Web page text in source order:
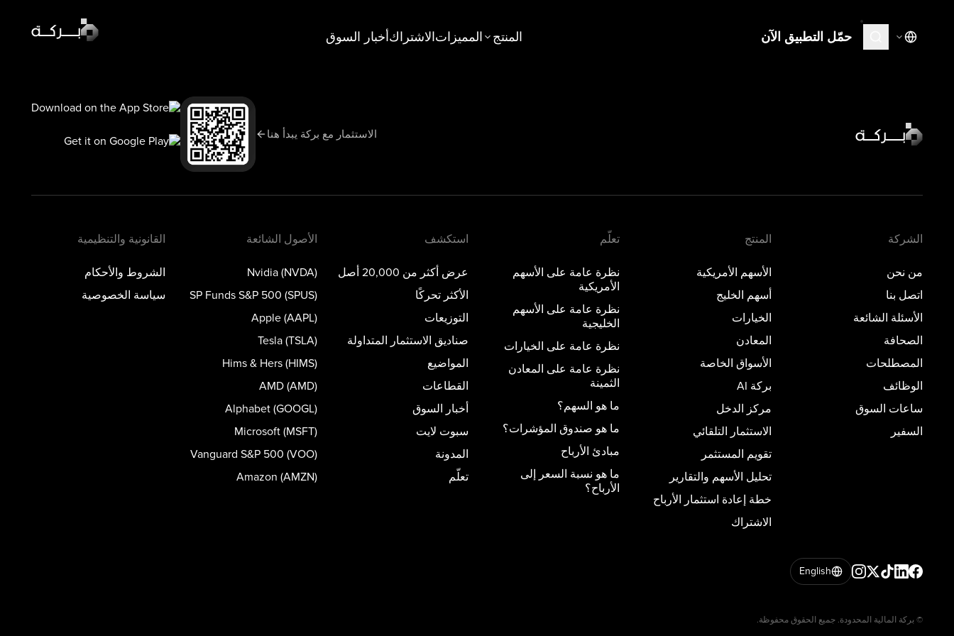
المنتج المميزاتالاشتراكأخبار السوق
السوق اليوم
سبوت لايت
تعلّم
المدونة
حمّل التطبيق الآن
الاستثمار مع بركة يبدأ هنا
الشركة
من نحن
اتصل بنا
الأسئلة الشائعة
الصحافة
المصطلحات
الوظائف
ساعات السوق
السفير
المنتج
الأسهم الأمريكية
أسهم الخليج
الخيارات
المعادن
الأسواق الخاصة
بركة AI
مركز الدخل
الاستثمار التلقائي
تقويم المستثمر
تحليل الأسهم والتقارير
خطة إعادة استثمار الأرباح
الاشتراك
تعلّم
نظرة عامة على الأسهم
الأمريكية
نظرة عامة على الأسهم
الخليجية
نظرة عامة على الخيارات
نظرة عامة على المعادن
الثمينة
ما هو السهم؟
ما هو صندوق المؤشرات؟
مبادئ الأرباح
ما هو نسبة السعر إلى
الأرباح؟
استكشف
عرض أكثر من 20,000 أصل
الأكثر تحركًا
التوزيعات
صناديق الاستثمار المتداولة
المواضيع
القطاعات
أخبار السوق
سبوت لايت
المدونة
تعلّم
الأصول الشائعة
Nvidia (NVDA)
SP Funds S&P 500 (SPUS)
Apple (AAPL)
Tesla (TSLA)
Hims & Hers (HIMS)
AMD (AMD)
Alphabet (GOOGL)
Microsoft (MSFT)
Vanguard S&P 500 (VOO)
Amazon (AMZN)
القانونية والتنظيمية
الشروط والأحكام
سياسة الخصوصية
English